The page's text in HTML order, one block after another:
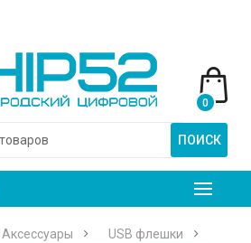
ПОИСК
0
Аксессуары
USB флешки